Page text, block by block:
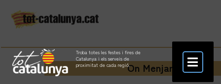
Troba totes les festes i fires de
Catalunya i els serveis de
proximitat de cada regió.On Menjar